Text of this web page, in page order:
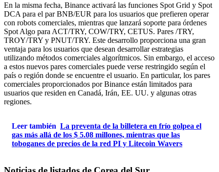
En la misma fecha, Binance activará las funciones Spot Grid y Spot
DCA para el par BNB/EUR para los usuarios que prefieren operar
con robots comerciales, mientras que lanzará soporte para órdenes
Spot Algo para ACT/TRY, COW/TRY, CETUS. Pares /TRY,
TROY/TRY y PNUT/TRY. Este desarrollo proporciona una gran
ventaja para los usuarios que desean desarrollar estrategias
utilizando métodos comerciales algorítmicos. Sin embargo, el acceso
a estos nuevos pares comerciales puede verse restringido según el
país o región donde se encuentre el usuario. En particular, los pares
comerciales proporcionados por Binance están limitados para
usuarios que residen en Canadá, Irán, EE. UU. y algunas otras
regiones.
Leer también La preventa de la billetera en frío golpea el
gas más allá de los $ 5.08 millones, mientras que las
toboganes de precios de la red PI y Litecoin Wavers